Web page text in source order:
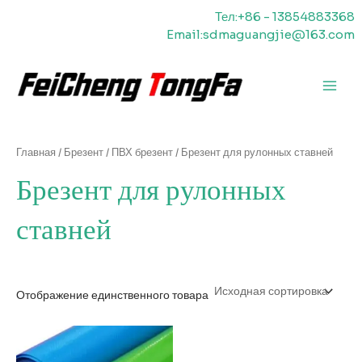
Тел:+86 - 13854883368
Email:sdmaguangjie@163.com
Главная / Брезент/ ПВХ брезент/ Брезент для рулонных ставней
Брезент для рулонных
ставней
Отображение единственного товара